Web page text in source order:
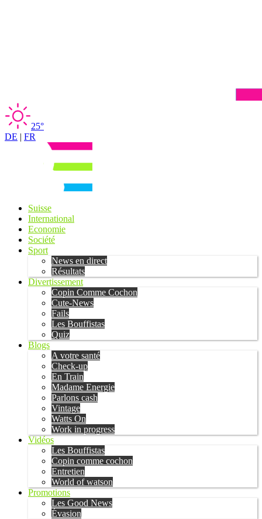
25°
DE | FR
Suisse
International
Economie
Société
Sport
News en direct
Résultats
Divertissement
Copin Comme Cochon
Cute-News
Fails
Les Bouffistas
Quiz
Blogs
A votre santé
Check-up
En Train
Madame Energie
Parlons cash
Vintage
Watts On
Work in progress
Vidéos
Les Bouffistas
Copin comme cochon
Entretien
World of watson
Promotions
Les Good News
Évasion